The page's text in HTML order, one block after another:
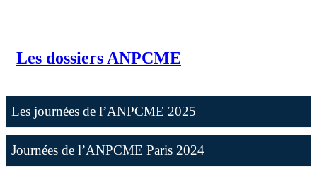
Les dossiers ANPCME
Les journées de l’ANPCME 2025
Journées de l’ANPCME Paris 2024